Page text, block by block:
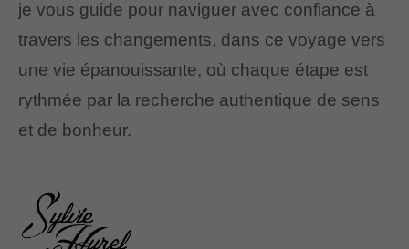
je vous guide pour naviguer avec confiance à
travers les changements, dans ce voyage vers
une vie épanouissante, où chaque étape est
rythmée par la recherche authentique de sens
et de bonheur.